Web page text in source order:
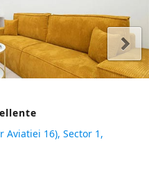
Aviatiei 16), Sector 1,